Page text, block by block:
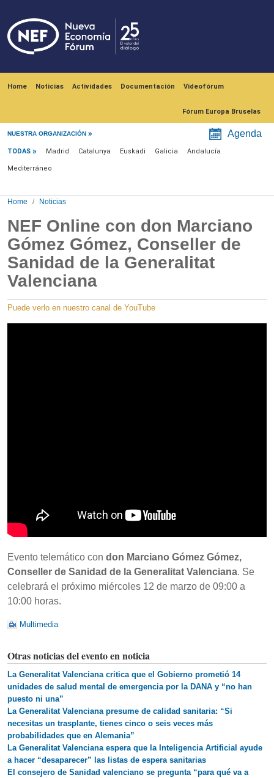
Home Noticias Actividades Documentación Videofórum
Fórum Europa Bruselas
NUESTRA ORGANIZACIÓN Agenda
Menú noticias
TODAS Madrid Catalunya Euskadi Galicia Andalucía
Mediterráneo
Home Noticias
NEF Online con don Marciano
Gómez Gómez, Conseller de
Sanidad de la Generalitat
Valenciana
Puede verlo en nuestro canal de YouTube
Evento telemático con don Marciano Gómez Gómez,
Conseller de Sanidad de la Generalitat Valenciana. Se
celebrará el próximo miércoles 12 de marzo de 09:00 a
10:00 horas.
Multimedia
Otras noticias del evento en noticia
La Generalitat Valenciana critica que el Gobierno prometió 14
unidades de salud mental de emergencia por la DANA y “no han
puesto ni una”
La Generalitat Valenciana presume de calidad sanitaria: “Si
necesitas un trasplante, tienes cinco o seis veces más
probabilidades que en Alemania”
La Generalitat Valenciana espera que la Inteligencia Artificial ayude
a hacer “desaparecer” las listas de espera sanitarias
El consejero de Sanidad valenciano se pregunta “para qué va a